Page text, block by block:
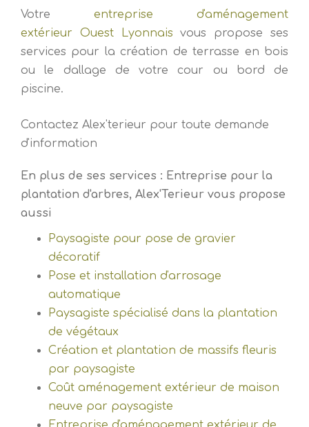
Votre entreprise d'aménagement
extérieur Ouest Lyonnais vous propose ses
services pour la création de terrasse en bois
ou le dallage de votre cour ou bord de
piscine.
Contactez Alex'terieur pour toute demande
d'information
En plus de ses services : Entreprise pour la
plantation d'arbres, Alex'Terieur vous propose
aussi
Paysagiste pour pose de gravier
décoratif
Pose et installation d'arrosage
automatique
Paysagiste spécialisé dans la plantation
de végétaux
Création et plantation de massifs fleuris
par paysagiste
Coût aménagement extérieur de maison
neuve par paysagiste